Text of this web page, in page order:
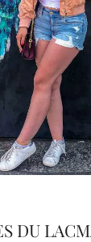
DU